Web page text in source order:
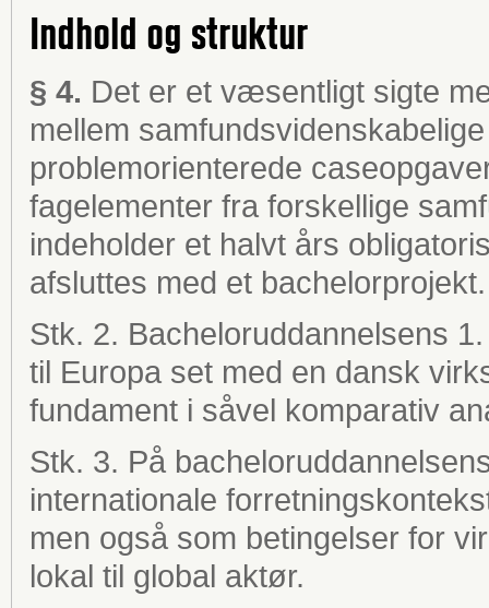
Indhold og struktur
§ 4. Det er et væsentligt sigte
mellem
problemorienterede
fagelementer fra forskellige
indeholder et halvt års
afsluttes med et bachelorprojekt.
Stk. 2. Bacheloruddannelsens
til Europa set med en dansk
fundament i såvel komparativ
Stk. 3. På
internationale
men også som betingelser for
lokal til global aktør.